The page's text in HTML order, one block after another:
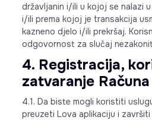
državljanin i/ili u kojoj se nalazi
i/ili prema kojoj je transakcija
kazneno djelo i/ili prekršaj.
odgovornost za slučaj
4. Registracija,
zatvaranje Računa
4.1. Da biste mogli koristiti
preuzeti Lova aplikaciju i